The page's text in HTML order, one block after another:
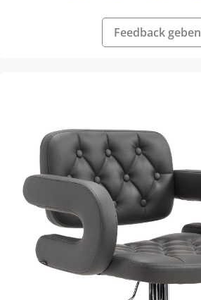
Feedback geben